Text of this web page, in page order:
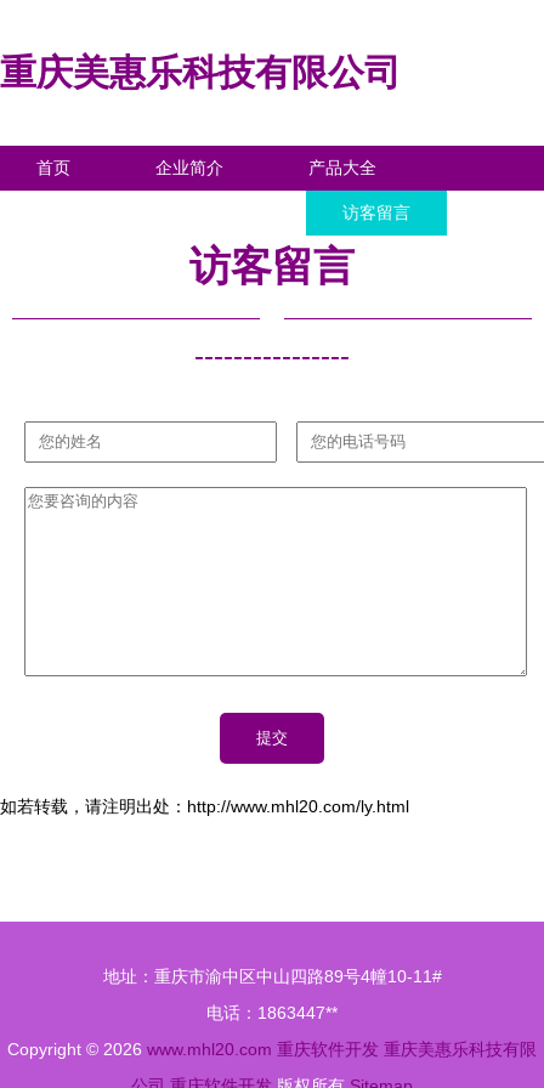
重庆美惠乐科技有限公司
首页 企业简介 产品大全
访客留言
访客留言
----------------
如若转载，请注明出处：http://www.mhl20.com/ly.html
地址：重庆市渝中区中山四路89号4幢10-11#
电话：1863447**
Copyright © 2026 www.mhl20.com 重庆软件开发 重庆美惠乐科技有限